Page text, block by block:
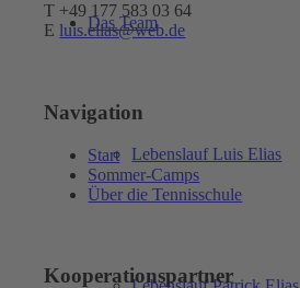
Das Team
Lebenslauf Luis Elias
T +49 177 583 03 64
E luis.elias@web.de
Navigation
Start
Sommer-Camps
Über die Tennisschule
Kooperationspartner